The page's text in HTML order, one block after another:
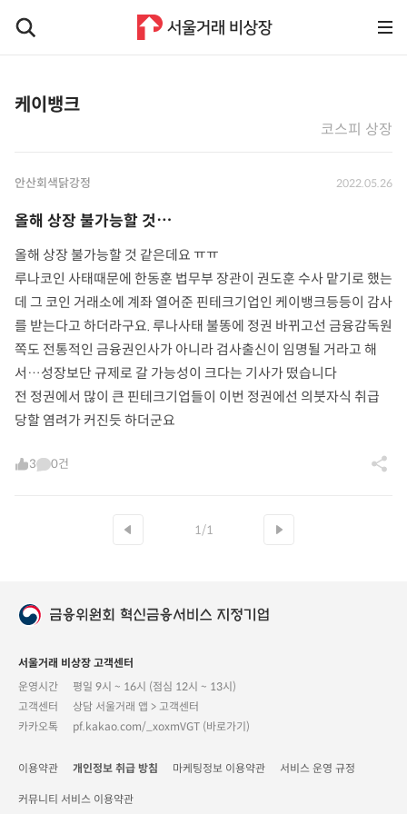
케이뱅크
코스피 상장
안산회색닭강정 2022.05.26
올해 상장 불가능할 것⋯
올해 상장 불가능할 것 같은데요 ㅠㅠ
루나코인 사태때문에 한동훈 법무부 장관이 권도훈 수사 맡기로 했는
데 그 코인 거래소에 계좌 열어준 핀테크기업인 케이뱅크등등이 감사
를 받는다고 하더라구요. 루나사태 불똥에 정권 바뀌고선 금융감독원
쪽도 전통적인 금융권인사가 아니라 검사출신이 임명될 거라고 해
서…성장보단 규제로 갈 가능성이 크다는 기사가 떴습니다
전 정권에서 많이 큰 핀테크기업들이 이번 정권에선 의붓자식 취급
당할 염려가 커진듯 하더군요
3 0건
1/1
서울거래 비상장 고객센터
운영시간
평일 9시 ~ 16시 (점심 12시 ~ 13시)
고객센터
상담 서울거래 앱 > 고객센터
카카오톡
pf.kakao.com/_xoxmVGT (바로가기)
이용약관 개인정보 취급 방침 마케팅정보 이용약관 서비스 운영 규정
커뮤니티 서비스 이용약관